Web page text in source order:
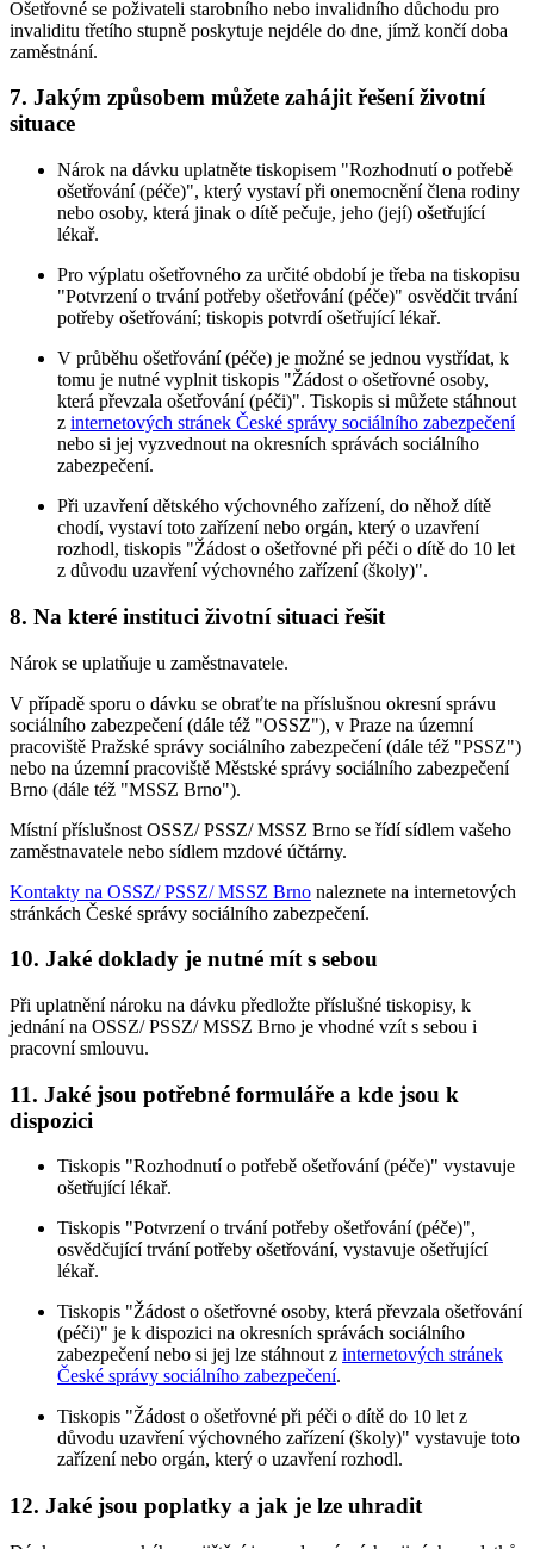
Ošetřovné se poživateli starobního nebo invalidního důchodu pro
invaliditu třetího stupně poskytuje nejdéle do dne, jímž končí doba
zaměstnání.
7. Jakým způsobem můžete zahájit řešení životní
situace
Nárok na dávku uplatněte tiskopisem "Rozhodnutí o potřebě
ošetřování (péče)", který vystaví při onemocnění člena rodiny
nebo osoby, která jinak o dítě pečuje, jeho (její) ošetřující
lékař.
Pro výplatu ošetřovného za určité období je třeba na tiskopisu
"Potvrzení o trvání potřeby ošetřování (péče)" osvědčit trvání
potřeby ošetřování; tiskopis potvrdí ošetřující lékař.
V průběhu ošetřování (péče) je možné se jednou vystřídat, k
tomu je nutné vyplnit tiskopis "Žádost o ošetřovné osoby,
která převzala ošetřování (péči)". Tiskopis si můžete stáhnout
z internetových stránek České správy sociálního zabezpečení
nebo si jej vyzvednout na okresních správách sociálního
zabezpečení.
Při uzavření dětského výchovného zařízení, do něhož dítě
chodí, vystaví toto zařízení nebo orgán, který o uzavření
rozhodl, tiskopis "Žádost o ošetřovné při péči o dítě do 10 let
z důvodu uzavření výchovného zařízení (školy)".
8. Na které instituci životní situaci řešit
Nárok se uplatňuje u zaměstnavatele.
V případě sporu o dávku se obraťte na příslušnou okresní správu
sociálního zabezpečení (dále též "OSSZ"), v Praze na územní
pracoviště Pražské správy sociálního zabezpečení (dále též "PSSZ")
nebo na územní pracoviště Městské správy sociálního zabezpečení
Brno (dále též "MSSZ Brno").
Místní příslušnost OSSZ/ PSSZ/ MSSZ Brno se řídí sídlem vašeho
zaměstnavatele nebo sídlem mzdové účtárny.
Kontakty na OSSZ/ PSSZ/ MSSZ Brno naleznete na internetových
stránkách České správy sociálního zabezpečení.
10. Jaké doklady je nutné mít s sebou
Při uplatnění nároku na dávku předložte příslušné tiskopisy, k
jednání na OSSZ/ PSSZ/ MSSZ Brno je vhodné vzít s sebou i
pracovní smlouvu.
11. Jaké jsou potřebné formuláře a kde jsou k
dispozici
Tiskopis "Rozhodnutí o potřebě ošetřování (péče)" vystavuje
ošetřující lékař.
Tiskopis "Potvrzení o trvání potřeby ošetřování (péče)",
osvědčující trvání potřeby ošetřování, vystavuje ošetřující
lékař.
Tiskopis "Žádost o ošetřovné osoby, která převzala ošetřování
(péči)" je k dispozici na okresních správách sociálního
zabezpečení nebo si jej lze stáhnout z internetových stránek
České správy sociálního zabezpečení.
Tiskopis "Žádost o ošetřovné při péči o dítě do 10 let z
důvodu uzavření výchovného zařízení (školy)" vystavuje toto
zařízení nebo orgán, který o uzavření rozhodl.
12. Jaké jsou poplatky a jak je lze uhradit